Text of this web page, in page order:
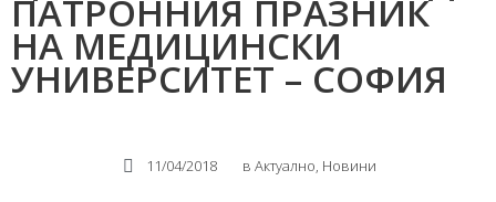
ПАТРОННИЯ ПРАЗНИК
НА МЕДИЦИНСКИ
УНИВЕРСИТЕТ – СОФИЯ
11/04/2018 в Актуално, Новини